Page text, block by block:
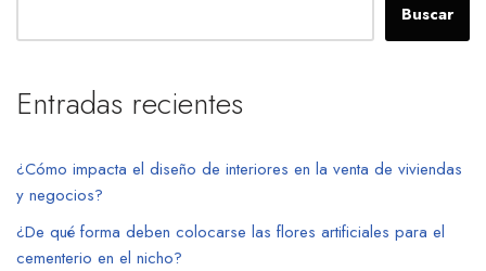
Buscar
Entradas recientes
¿Cómo impacta el diseño de interiores en la venta de viviendas
y negocios?
¿De qué forma deben colocarse las flores artificiales para el
cementerio en el nicho?